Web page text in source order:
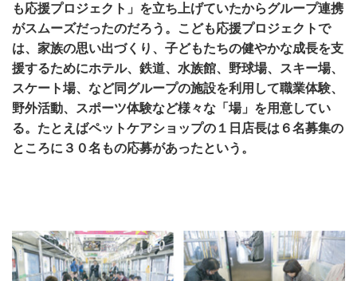
も応援プロジェクト」を立ち上げていたからグループ連携
がスムーズだったのだろう。こども応援プロジェクトで
は、家族の思い出づくり、子どもたちの健やかな成長を支
援するためにホテル、鉄道、水族館、野球場、スキー場、
スケート場、など同グループの施設を利用して職業体験、
野外活動、スポーツ体験など様々な「場」を用意してい
る。たとえばペットケアショップの１日店長は６名募集の
ところに３０名もの応募があったという。